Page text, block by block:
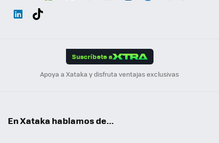
Suscríbete a
Apoya a Xataka y disfruta ventajas exclusivas
En Xataka hablamos de...